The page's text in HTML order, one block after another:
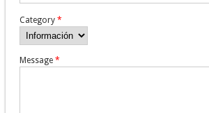
Category *
Message *